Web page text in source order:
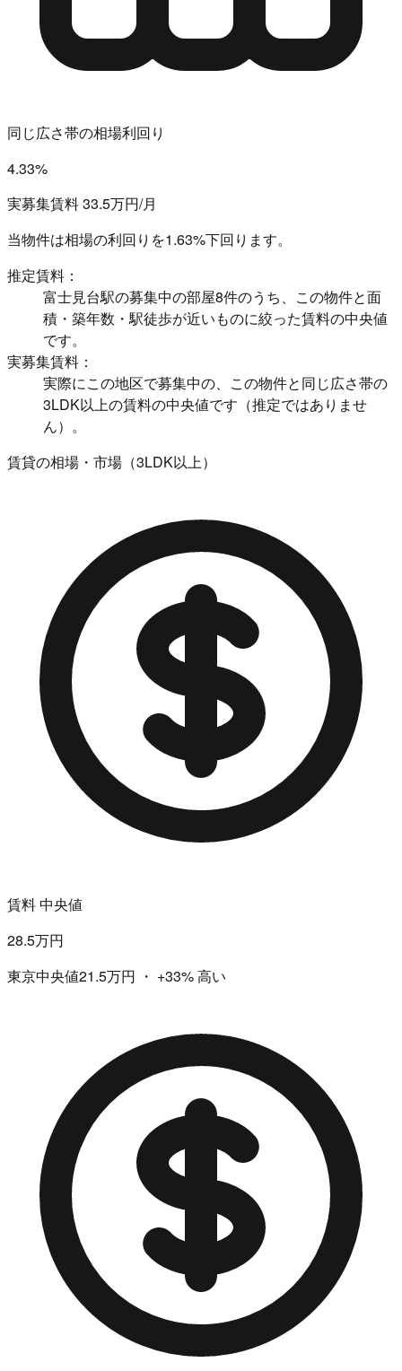
同じ広さ帯の相場利回り
4.33%
実募集賃料 33.5万円/月
当物件は相場の利回りを1.63%下回ります。
推定賃料：
富士見台駅の募集中の部屋8件のうち、この物件と面
積・築年数・駅徒歩が近いものに絞った賃料の中央値
です。
実募集賃料：
実際にこの地区で募集中の、この物件と同じ広さ帯の
3LDK以上の賃料の中央値です（推定ではありませ
ん）。
賃貸の相場・市場（3LDK以上）
賃料 中央値
28.5万円
東京中央値21.5万円 ・ +33%高い